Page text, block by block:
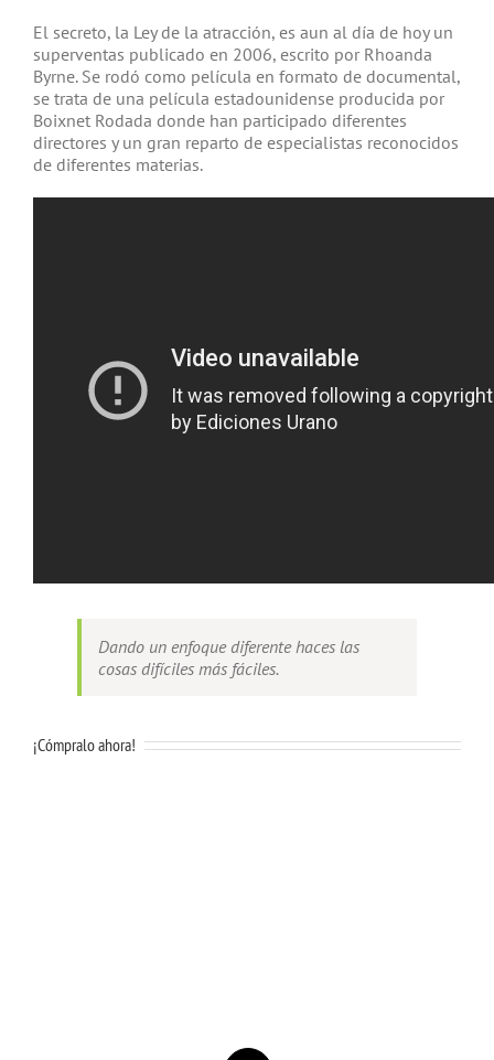
El secreto, la Ley de la atracción, es aun al día de hoy un
superventas publicado en 2006, escrito por Rhoanda
Byrne. Se rodó como película en formato de documental,
se trata de una película estadounidense producida por
Boixnet Rodada donde han participado diferentes
directores y un gran reparto de especialistas reconocidos
de diferentes materias.
Dando un enfoque diferente haces las
cosas difíciles más fáciles.
¡Cómpralo ahora!